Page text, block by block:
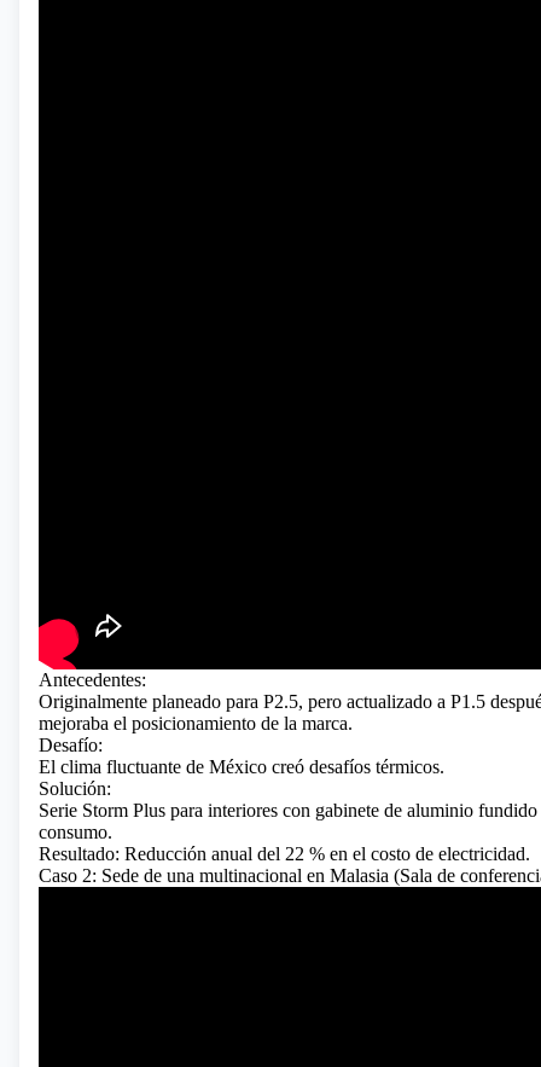
Antecedentes:
Originalmente planeado para P2.5, pero actualizado a P1.5
mejoraba el posicionamiento de la marca.
Desafío:
El clima fluctuante de México creó desafíos térmicos.
Solución:
Serie Storm Plus para interiores con gabinete de aluminio
consumo.
Resultado: Reducción anual del 22 % en el costo de electricidad.
Caso 2: Sede de una multinacional en Malasia (Sala de